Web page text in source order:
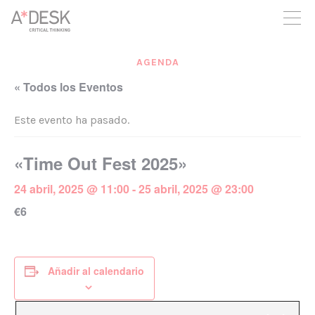
crees también en A*DESK seguimos necesitándote para poder
seguir adelante. Ahora puedes participar del proyecto y
apoyarlo.
AGENDA
« Todos los Eventos
Este evento ha pasado.
«Time Out Fest 2025»
24 abril, 2025 @ 11:00-25 abril, 2025 @ 23:00
€6
Añadir al calendario